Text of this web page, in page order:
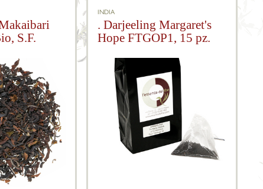
S.F.
INDIA
. Darjeeling Margaret's
Hope FTGOP1, 15 pz.